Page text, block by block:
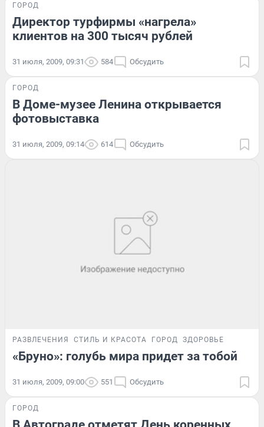
ГОРОД
Директор турфирмы «нагрела»
клиентов на 300 тысяч рублей
31 июля, 2009, 09:31 584 Обсудить
ГОРОД
В Доме-музее Ленина открывается
фотовыставка
31 июля, 2009, 09:14 614 Обсудить
РАЗВЛЕЧЕНИЯ СТИЛЬ И КРАСОТА ГОРОД ЗДОРОВЬЕ
«Бруно»: голубь мира придет за тобой
31 июля, 2009, 09:00 551 Обсудить
ГОРОД